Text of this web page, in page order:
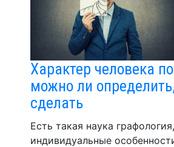
Характер человека
можно ли
сделать
Есть такая наука
индивидуальные